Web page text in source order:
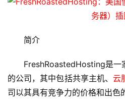
简介
FreshRoastedHosting是一
的公司，其中包括共享主机、云
司以其具有竞争力的价格和出色